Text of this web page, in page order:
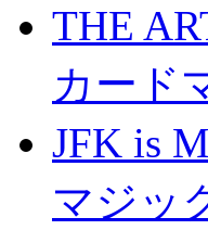
THE
カード
JFK is
マジッ